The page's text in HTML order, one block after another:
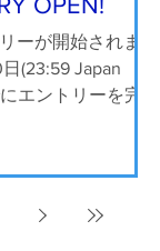
ーが開始されまし
(23:59 Japan
エントリーを完了
ー時にサイズを